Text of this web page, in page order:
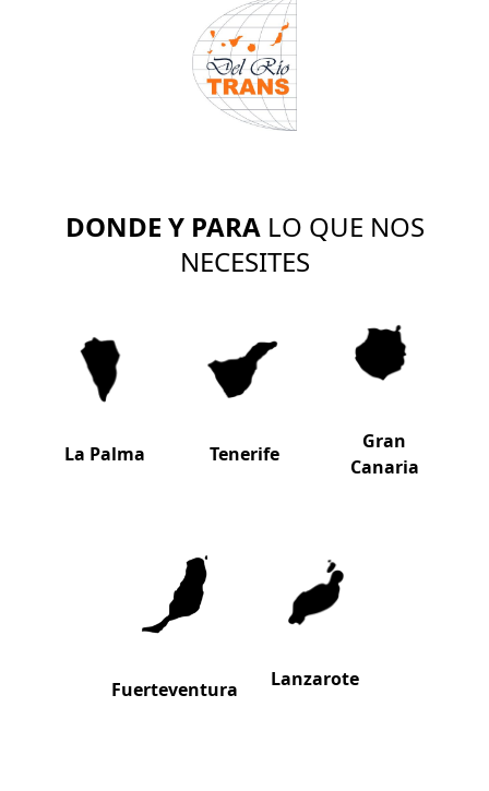
DONDE Y PARALO QUE NOS
NECESITES
La Palma Tenerife
Gran
Canaria
Fuerteventura Lanzarote